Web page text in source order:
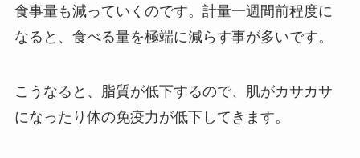
食事量も減っていくのです。計量一週間前程度に
なると、食べる量を極端に減らす事が多いです。
こうなると、脂質が低下するので、肌がカサカサ
になったり体の免疫力が低下してきます。